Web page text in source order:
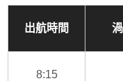
出航時間
8:15